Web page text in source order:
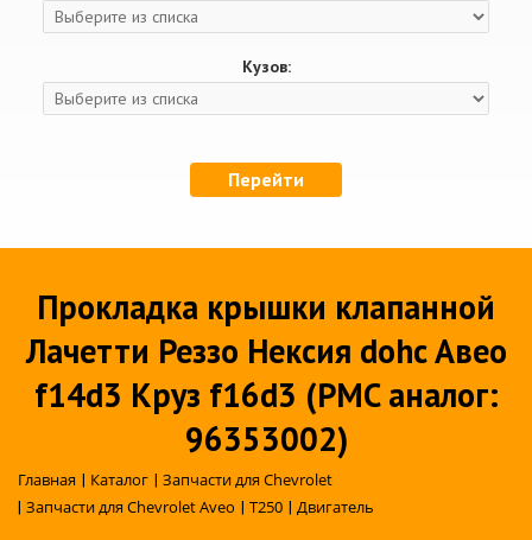
Кузов:
Перейти
Прокладка крышки клапанной
Лачетти Реззо Нексия dohc Авео
f14d3 Круз f16d3 (PMC аналог:
96353002)
Главная | Каталог | Запчасти для Chevrolet
| Запчасти для Chevrolet Aveo | T250 | Двигатель